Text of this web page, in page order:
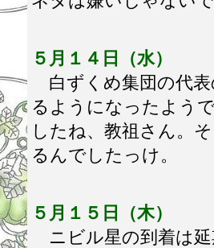
５月１４日（水）
白ずくめ集団の代
るようになったよう
したね、教祖さん。
るんでしたっけ。
５月１５日（木）
ニビル星の到着は